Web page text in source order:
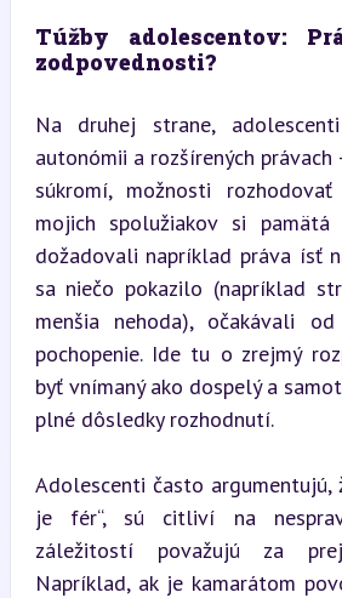
Túžby adolescentov:
zodpovednosti?
Na druhej strane,
autonómii a rozšírených
súkromí, možnosti
mojich spolužiakov si
dožadovali napríklad práva ísť
sa niečo pokazilo (napríklad
menšia nehoda), očakávali
pochopenie. Ide tu o zrejmý
byť vnímaný ako dospelý a
plné dôsledky rozhodnutí.
Adolescenti často argumentujú,
je fér“, sú citliví na
záležitostí považujú za
Napríklad, ak je kamarátom